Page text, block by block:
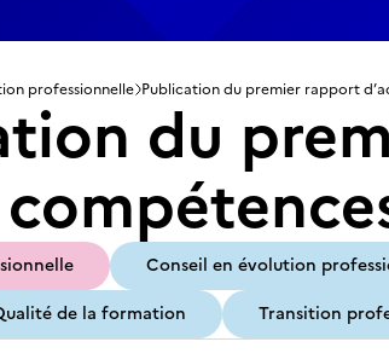
professionnelle Publication du premier rapport
du
Conseil en évolution
de la formation Transition